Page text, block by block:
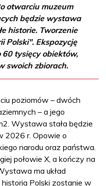
otwarciu muzeum
będzie wystawa
historie. Tworzenie
Polski". Ekspozycję
tysięcy obiektów,
swoich zbiorach.
poziomów – dwóch
– a jego
Wystawa stała będzie
2026 r. Opowie o
narodu oraz państwa.
połowie X, a kończy na
ma układ
Polski zostanie w